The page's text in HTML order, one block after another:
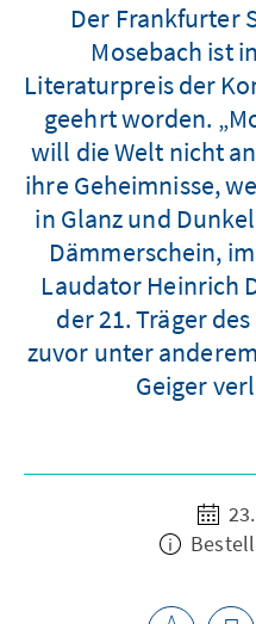
Der Frankfurter
Mosebach ist
Literaturpreis der
geehrt worden.
will die Welt nicht
ihre Geheimnisse,
in Glanz und
Dämmerschein,
Laudator Heinrich
der 21. Träger
zuvor unter
Geiger